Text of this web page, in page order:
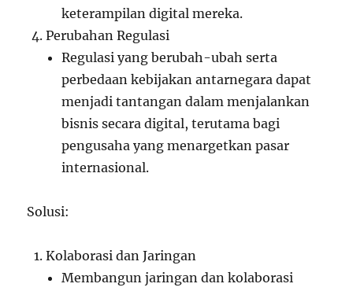
keterampilan digital mereka.
Perubahan Regulasi
Regulasi yang berubah-ubah serta
perbedaan kebijakan antarnegara dapat
menjadi tantangan dalam menjalankan
bisnis secara digital, terutama bagi
pengusaha yang menargetkan pasar
internasional.
Solusi:
Kolaborasi dan Jaringan
Membangun jaringan dan kolaborasi